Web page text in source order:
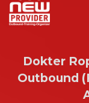
Dokter
Outbound